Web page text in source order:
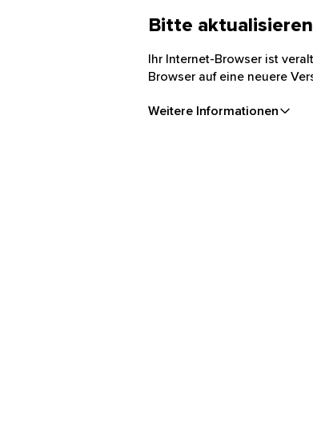
Bitte
Ihr Internet-Browser ist
Browser auf eine neuere
Weitere Informationen